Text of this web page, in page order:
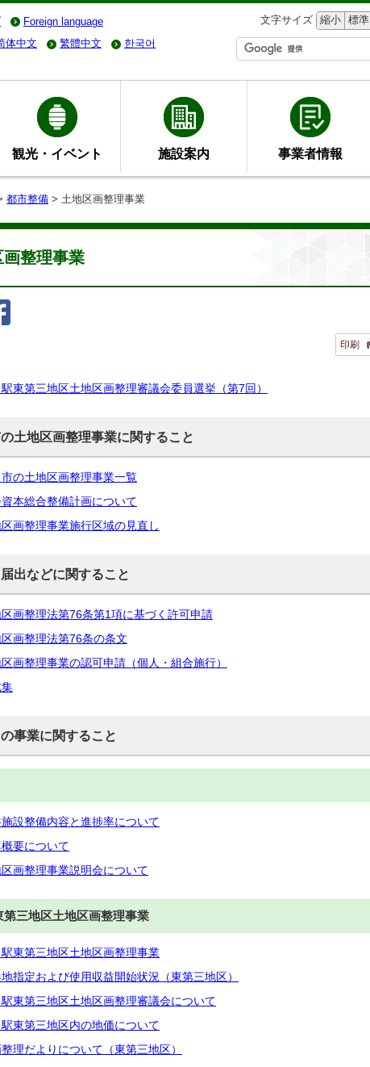
Foreign language 文字サイズ 縮小 標準
体中文 繁體中文 한국어
観光・イベント 施設案内 事業者情報
都市整備 > 土地区画整理事業
画整理事業
印刷
東第三地区土地区画整理審議会委員選挙（第7回）
土地区画整理事業に関すること
の土地区画整理事業一覧
本総合整備計画について
画整理事業施行区域の見直し
出などに関すること
画整理法第76条第1項に基づく許可申請
画整理法第76条の条文
画整理事業の認可申請（個人・組合施行）
事業に関すること
設整備内容と進捗率について
要について
画整理事業説明会について
第三地区土地区画整理事業
東第三地区土地区画整理事業
指定および使用収益開始状況（東第三地区）
東第三地区土地区画整理審議会について
東第三地区内の地価について
整理だよりについて（東第三地区）